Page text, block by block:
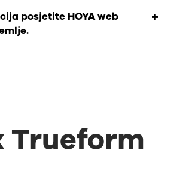
posjetite HOYA web
Trueform